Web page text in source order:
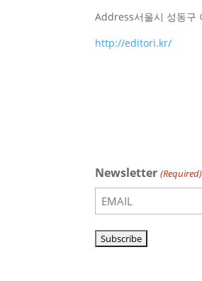
Address서울시 성동구
http://editori.kr/
Newsletter (Required)